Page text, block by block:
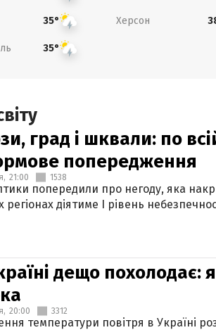
35° Херсон
35°
град і шквали: по
попередження
21:00 1538
попередили про негоду, яка
регіонах діятиме І рівень
дещо похолодає:
20:00 3312
температури повітря в Україні